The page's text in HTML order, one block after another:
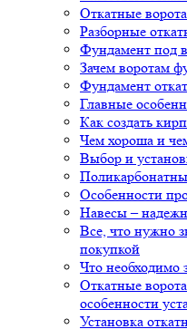
Откатные
Разборные
Фундамент под
Зачем воротам
Фундамент
Главные
Как создать
Чем хороша и
Выбор и
Особенности
Навесы –
Все, что нужно
покупкой
Что необходимо
Откатные
особенности
Установка